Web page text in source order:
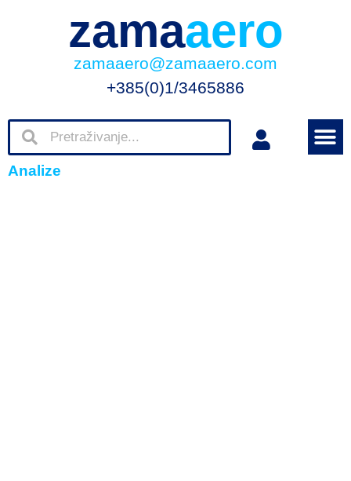
zamaaero
zamaaero@zamaaero.com
+385(0)1/3465886
Analize